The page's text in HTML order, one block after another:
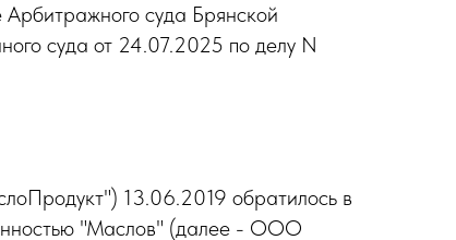
суда Брянской
суда от 24.07.2025 по делу N
13.06.2019 обратилось в
"Маслов" (далее - ООО